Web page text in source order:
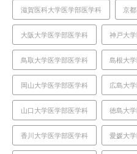
滋賀医科大学医学部医学科 京
大阪大学医学部医学科 神戸大
鳥取大学医学部医学科 島根大
岡山大学医学部医学科 広島大
山口大学医学部医学科 徳島大
香川大学医学部医学科 愛媛大